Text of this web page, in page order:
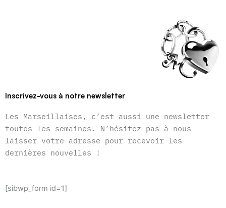
Inscrivez-vous à notre newsletter
Les Marseillaises, c’est aussi une newsletter
toutes les semaines. N’hésitez pas à nous
laisser votre adresse pour recevoir les
dernières nouvelles !
[sibwp_form id=1]